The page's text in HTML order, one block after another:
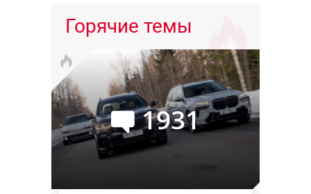
Горячие темы
1931